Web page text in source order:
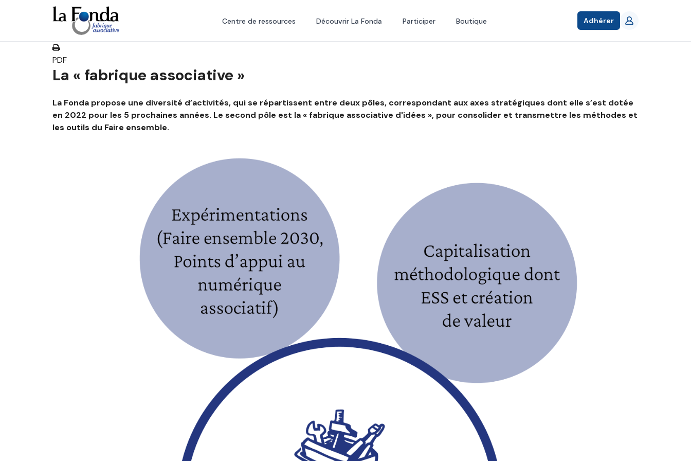
principal
Centre de ressources Découvrir La Fonda Participer Boutique Adhérer
PDF
La « fabrique associative »
La Fonda propose une diversité d’activités, qui se répartissent entre deux pôles, correspondant aux axes stratégiques dont elle s’est dotée
en 2022 pour les 5 prochaines années. Le second pôle est la « fabrique associative d'idées », pour consolider et transmettre les méthodes et
les outils du Faire ensemble.